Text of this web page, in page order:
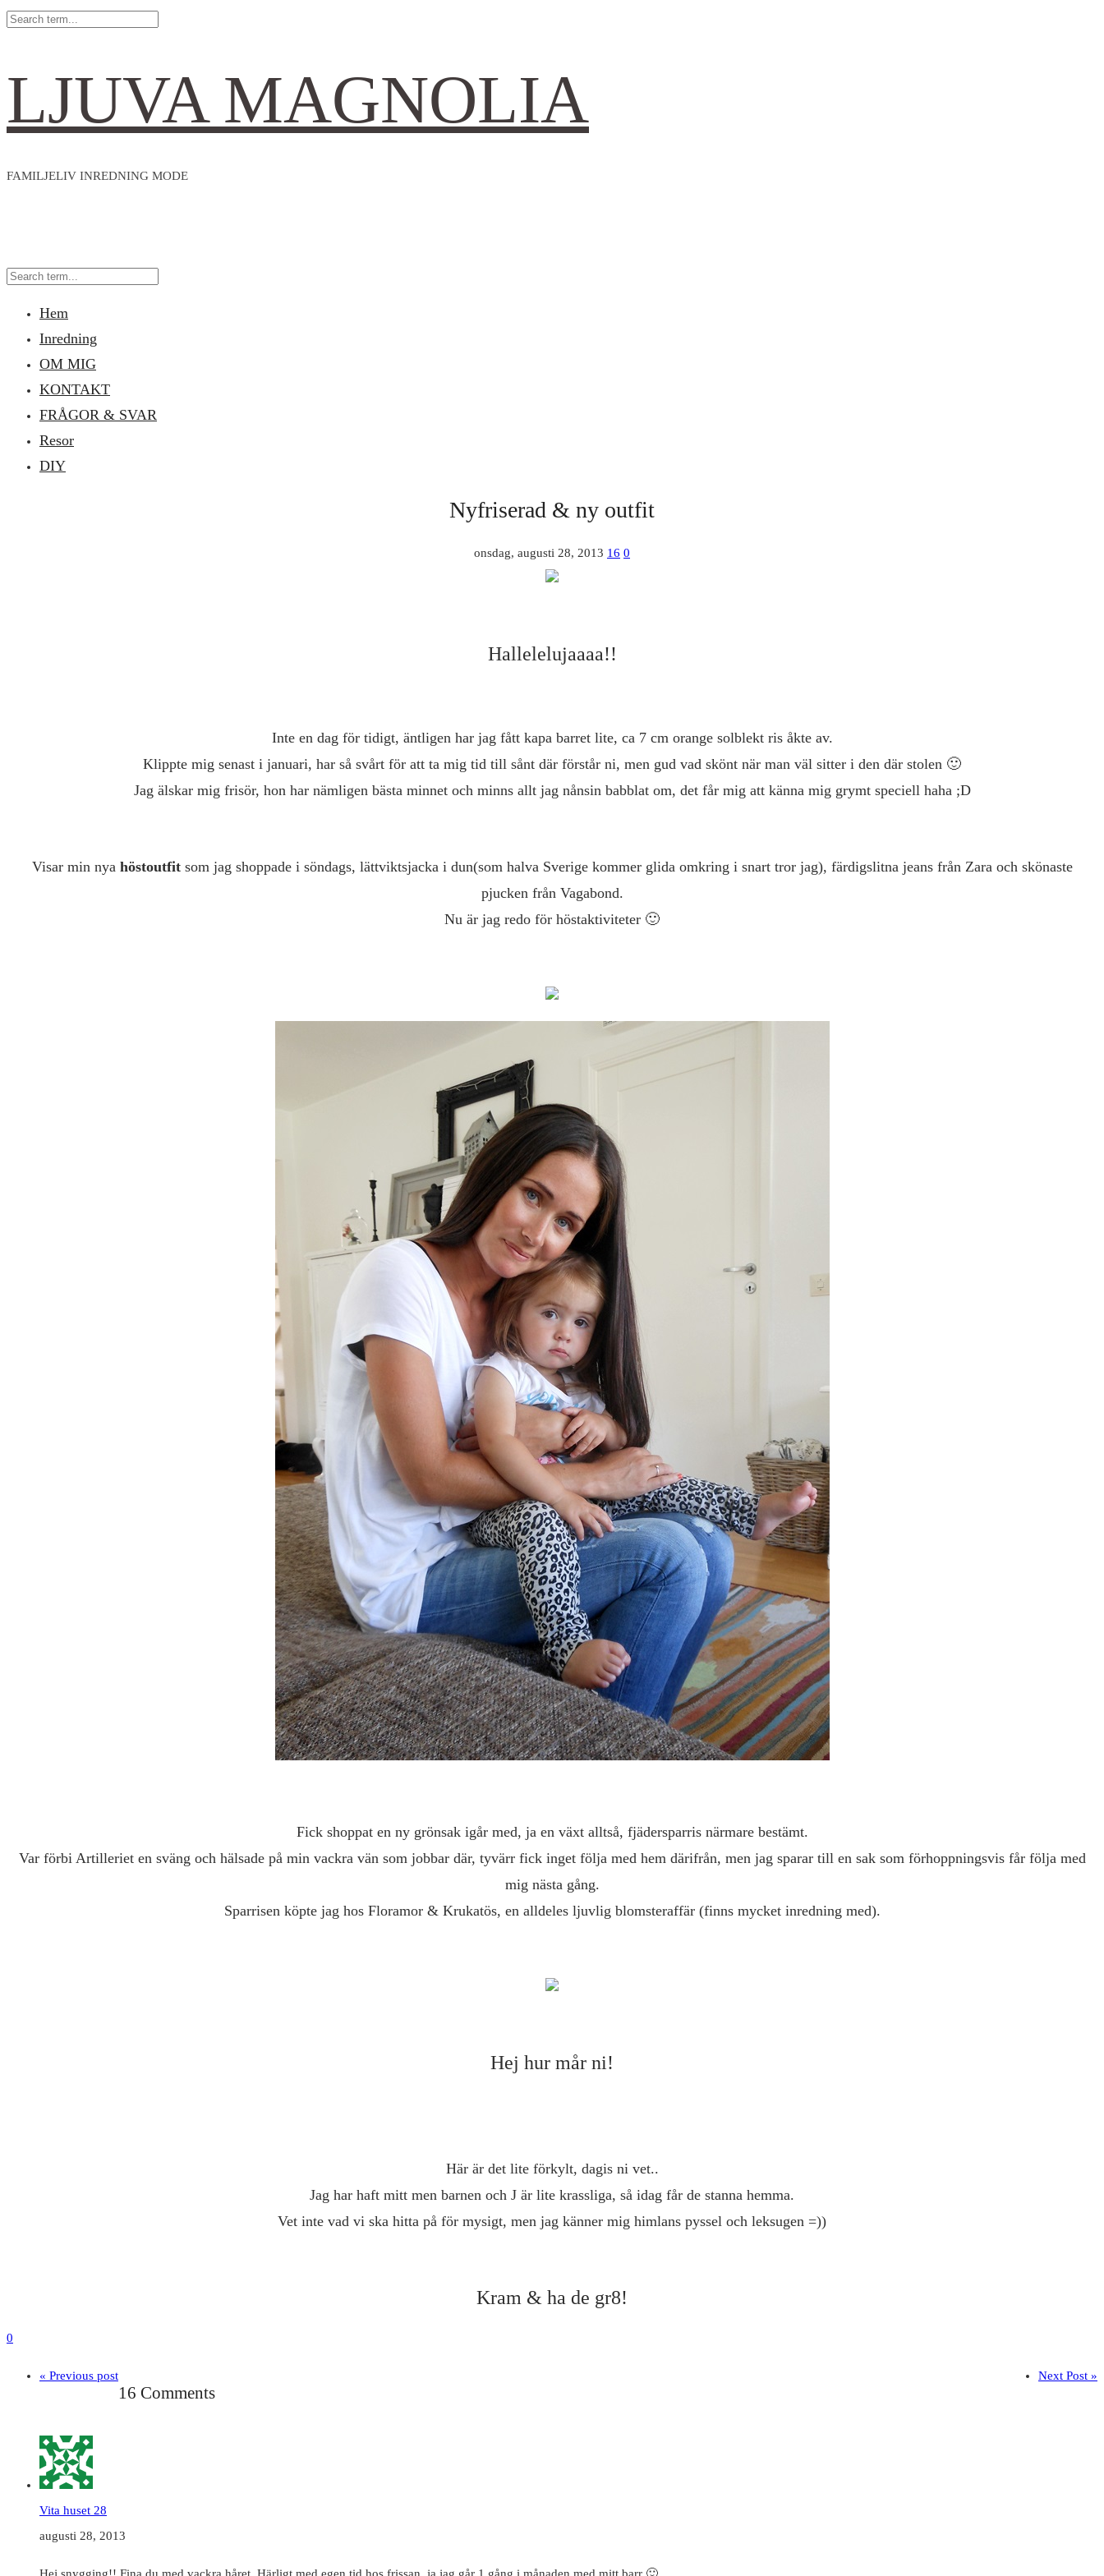
LJUVA MAGNOLIA
FAMILJELIV INREDNING MODE
Hem
Inredning
OM MIG
KONTAKT
FRÅGOR & SVAR
Resor
DIY
Nyfriserad & ny outfit
onsdag, augusti 28, 2013 16 0
Hallelelujaaaa!!
Inte en dag för tidigt, äntligen har jag fått kapa barret lite, ca 7 cm orange solblekt ris åkte av.
Klippte mig senast i januari, har så svårt för att ta mig tid till sånt där förstår ni, men gud vad skönt när man väl sitter i den där stolen 🙂
Jag älskar mig frisör, hon har nämligen bästa minnet och minns allt jag nånsin babblat om, det får mig att känna mig grymt speciell haha ;D
Visar min nya höstoutfitsom jag shoppade i söndags, lättviktsjacka i dun(som halva Sverige kommer glida omkring i snart tror jag), färdigslitna jeans från Zara och skönaste
pjucken från Vagabond.
Nu är jag redo för höstaktiviteter 🙂
Fick shoppat en ny grönsak igår med, ja en växt alltså, fjädersparris närmare bestämt.
Var förbi Artilleriet en sväng och hälsade på min vackra vän som jobbar där, tyvärr fick inget följa med hem därifrån, men jag sparar till en sak som förhoppningsvis får följa med
mig nästa gång.
Sparrisen köpte jag hos Floramor & Krukatös, en alldeles ljuvlig blomsteraffär (finns mycket inredning med).
Hej hur mår ni!
Här är det lite förkylt, dagis ni vet..
Jag har haft mitt men barnen och J är lite krassliga, så idag får de stanna hemma.
Vet inte vad vi ska hitta på för mysigt, men jag känner mig himlans pyssel och leksugen =))
Kram & ha de gr8!
0
« Previous post Next Post »
16 Comments
Vita huset 28
augusti 28, 2013
Hej snygging!! Fina du med vackra håret. Härligt med egen tid hos frissan, ja jag går 1 gång i månaden med mitt barr 🙂